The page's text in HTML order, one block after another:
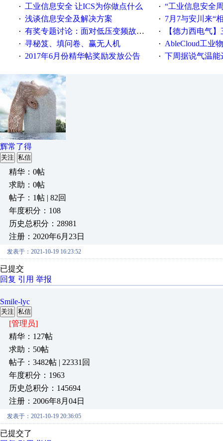
·
工业信息安全 让ICS为你做点什么 · “工业信息安全周之我见”
· 浅谈信息安全及解决方案 · 7月7与安川来“
· 有奖专题讨论：面对低压变频故障，老手是这样解决的！ · 【德力西电气】三
· 寻秘笈、填问卷、赢无人机 · AbleCloud工业物联
· 2017年6月份精华帖奖励发放公告 · 下周据说气温能
辉常了得
关注 私信
精华：0帖
求助：0帖
帖子：1帖 | 82回
年度积分：108
历史总积分：28981
注册：2020年6月23日
发表于：2021-10-19 16:23:52
已提交
回复 引用 举报
Smile-lyc
关注 私信
[管理员]
精华：127帖
求助：50帖
帖子：3482帖 | 22331回
年度积分：1963
历史总积分：145694
注册：2006年8月04日
发表于：2021-10-19 20:36:05
已提交了